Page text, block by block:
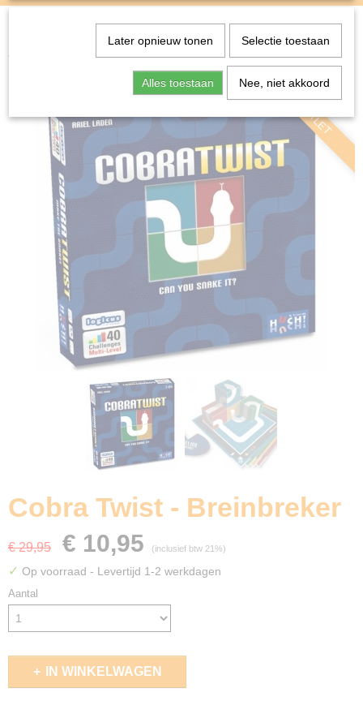
Spellen & Puzzels> Breinbrekers>Cobra Twist
- Breinbreker
OUTLET
Cobra Twist - Breinbreker
€ 29,95 € 10,95 (inclusief btw 21%)
✓ Op voorraad - Levertijd 1-2 werkdagen
Aantal
IN WINKELWAGEN
Later opnieuw tonen Selectie toestaan
Alles toestaan Nee, niet akkoord